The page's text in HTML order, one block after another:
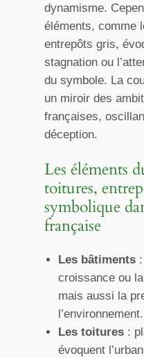
dynamisme.
éléments, comme
entrepôts gris,
stagnation ou
du symbole. La
un miroir des
françaises,
déception.
Les éléments
toitures,
symbolique
française
Les bâtiments:
croissance ou
mais aussi la
l’environnement.
Les toitures:
évoquent